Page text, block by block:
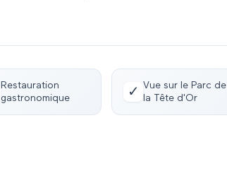
Restauration
gastronomique
✓ Vue sur le Parc de
la Tête d'Or